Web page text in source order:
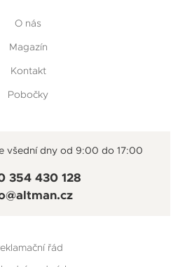
O nás
Magazín
Kontakt
Pobočky
všední dny od 9:00 do 17:00
354 430 128
řád